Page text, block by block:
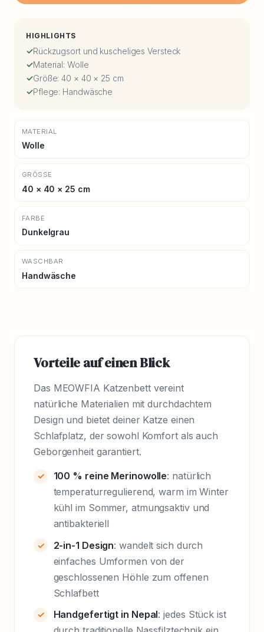
HIGHLIGHTS
Rückzugsort und kuscheliges Versteck
Material: Wolle
Größe: 40 × 40 × 25 cm
Pflege: Handwäsche
MATERIAL
Wolle
GRÖSSE
40 × 40 × 25 cm
FARBE
Dunkelgrau
WASCHBAR
Handwäsche
Vorteile auf einen Blick
Das MEOWFIA Katzenbett vereint
natürliche Materialien mit durchdachtem
Design und bietet deiner Katze einen
Schlafplatz, der sowohl Komfort als auch
Geborgenheit garantiert.
100 % reine Merinowolle: natürlich
temperaturregulierend, warm im Winter
kühl im Sommer, atmungsaktiv und
antibakteriell
2-in-1 Design: wandelt sich durch
einfaches Umformen von der
geschlossenen Höhle zum offenen
Schlafbett
Handgefertigt in Nepal: jedes Stück ist